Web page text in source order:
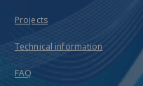
Projects
Technical information
FAQ